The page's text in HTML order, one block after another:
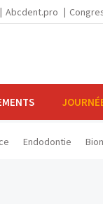
Abcdent.pro
Endodontie